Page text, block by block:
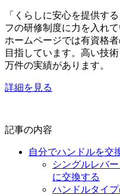
「くらしに安心を提供す
フの研修制度に力を入れ
ホームページでは有資格
目指しています。高い技
万件の実績があります。
詳細を見る
記事の内容
自分でハンドルを交
シングルレバ
に交換する
ハンドルタイ